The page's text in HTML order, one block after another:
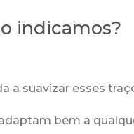
indicamos?
a suavizar esses
bem a